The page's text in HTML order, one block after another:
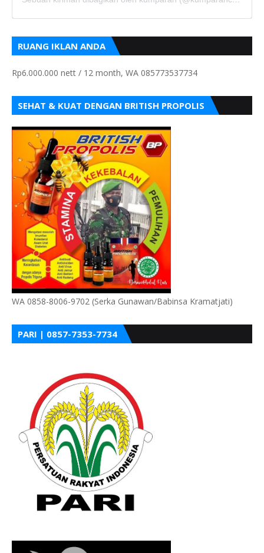
RUANG IKLAN ANDA
Rp6.000.000 nett / 12 month, WA 085773537734
SEHAT & KUAT DENGAN BRITISH PROPOLIS
WA 0858-8006-9702 (Serka Gunawan/Babinsa Kramatjati)
PARI | 0857-7353-7734